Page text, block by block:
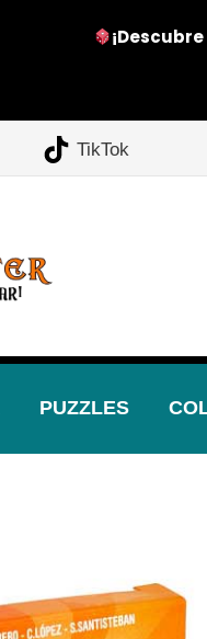
TikTok
PUZZLES